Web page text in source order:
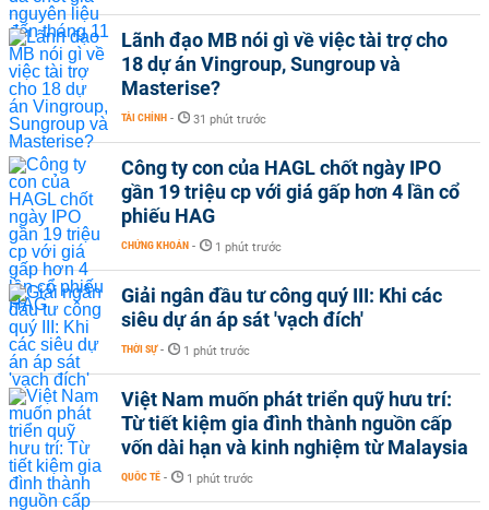
Lãnh đạo MB nói gì về việc tài trợ cho
18 dự án Vingroup, Sungroup và
Masterise?
TÀI CHÍNH - 31 phút trước
Công ty con của HAGL chốt ngày IPO
gần 19 triệu cp với giá gấp hơn 4 lần cổ
phiếu HAG
CHỨNG KHOÁN - 1 phút trước
Giải ngân đầu tư công quý III: Khi các
siêu dự án áp sát 'vạch đích'
THỜI SỰ - 1 phút trước
Việt Nam muốn phát triển quỹ hưu trí:
Từ tiết kiệm gia đình thành nguồn cấp
vốn dài hạn và kinh nghiệm từ Malaysia
QUỐC TẾ - 1 phút trước